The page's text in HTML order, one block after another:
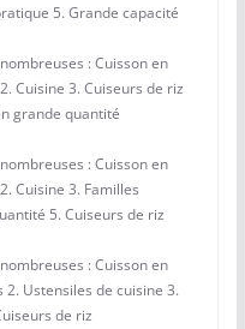
5. Grande capacité
: Cuisson en
Cuisine 3. Cuiseurs de riz
grande quantité
: Cuisson en
Cuisine 3. Familles
5. Cuiseurs de riz
: Cuisson en
Ustensiles de cuisine 3.
de riz